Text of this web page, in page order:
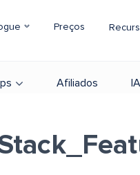
Preços
Afiliados